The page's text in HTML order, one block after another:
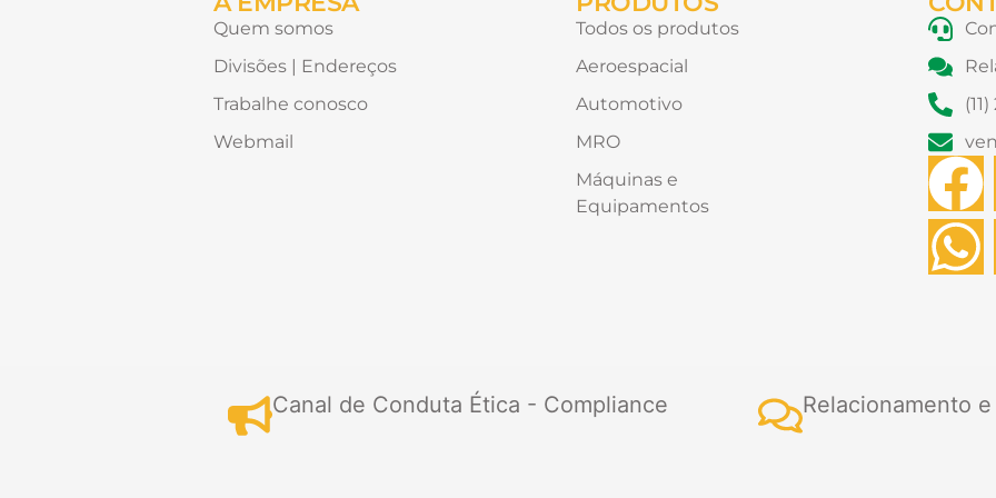
Quem somos
Divisões | Endereços
Trabalhe conosco
Webmail
Todos os produtos
Aeroespacial
Automotivo
MRO
Máquinas e
Equipamentos
F
a
c
b
h
a
s
Canal de Conduta Ética - Compliance Relacionamento